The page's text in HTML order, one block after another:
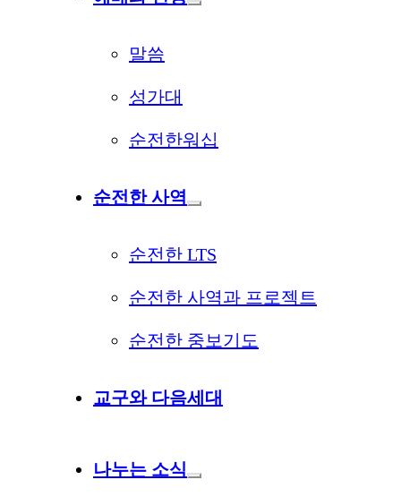
말씀
성가대
순전한워십
순전한 사역
순전한 LTS
순전한 사역과 프로젝트
순전한 중보기도
교구와 다음세대
나누는 소식